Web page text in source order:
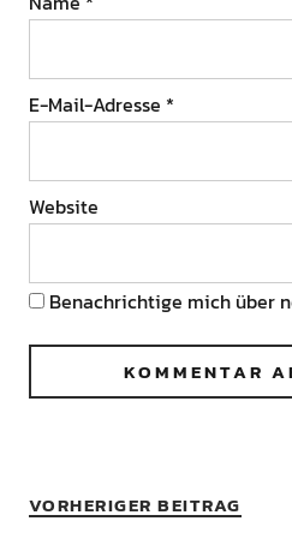
E-Mail-Adresse *
Website
Benachrichtige mich über
VORHERIGER BEITRAG